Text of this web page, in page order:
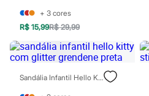
Chinelos
Sapatos
Tênis
Moda esportiva
Bermudas
Camisetas
+ 3 cores
R$ 15,99R$ 29,99
Sandália Infantil Hello Kitty Com Glitter Grendene Preta